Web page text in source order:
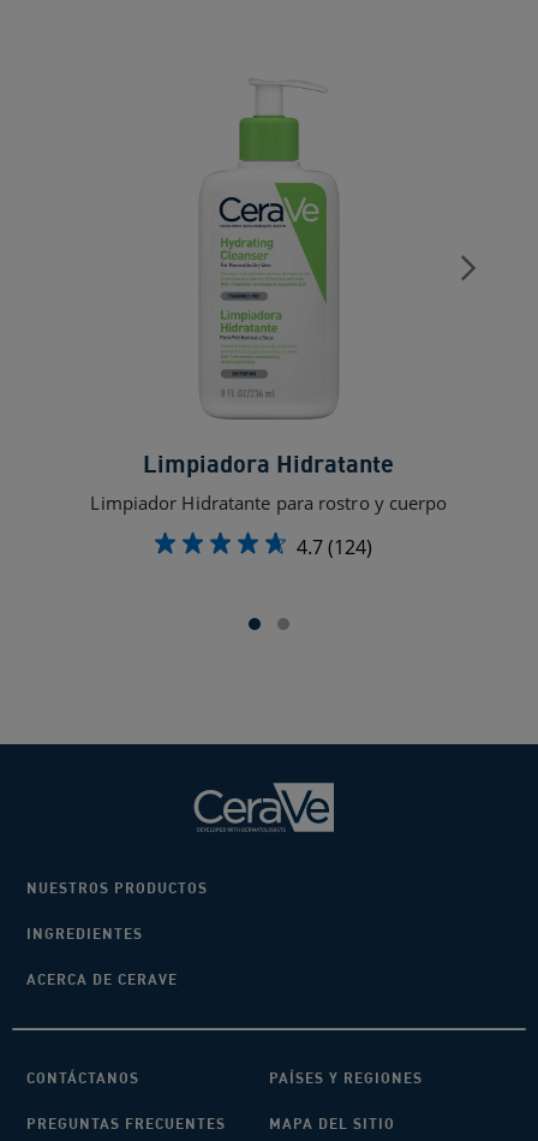
Limpiadora Hidratante
Limpiador Hidratante para rostro y cuerpo
4.7(124)
NUESTROS PRODUCTOS
INGREDIENTES
ACERCA DE CERAVE
CONTÁCTANOS PAÍSES Y REGIONES
PREGUNTAS FRECUENTES MAPA DEL SITIO